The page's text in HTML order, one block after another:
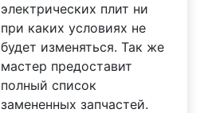
электрических плит ни
при каких условиях не
будет изменяться. Так же
мастер предоставит
полный список
замененных запчастей.